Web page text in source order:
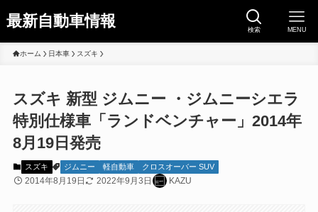
最新自動車情報 検索 MENU
ホーム 日本車 スズキ
スズキ 新型 ジムニー ・ジムニーシエラ
特別仕様車「ランドベンチャー」2014年
8月19日発売
スズキ ジムニー 軽自動車 クロスオーバー SUV
2014年8月19日 2022年9月3日 KAZU